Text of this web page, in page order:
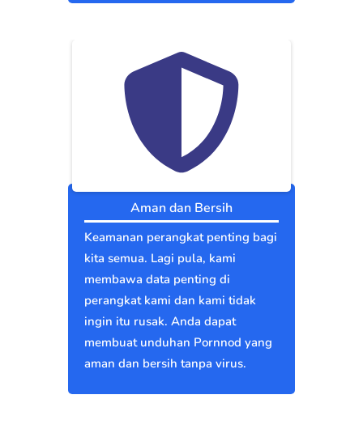
Aman dan Bersih
Keamanan perangkat penting bagi
kita semua. Lagi pula, kami
membawa data penting di
perangkat kami dan kami tidak
ingin itu rusak. Anda dapat
membuat unduhan Pornnod yang
aman dan bersih tanpa virus.